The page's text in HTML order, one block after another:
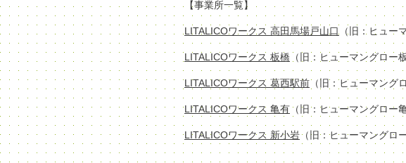
【事業所一覧】
LITALICOワークス 高田馬場戸山口 （旧：ヒュー
LITALICOワークス 板橋 （旧：ヒューマングロー
LITALICOワークス 葛西駅前（旧：ヒューマング
LITALICOワークス 亀有 （旧：ヒューマングロー亀
LITALICOワークス 新小岩（旧：ヒューマングロ